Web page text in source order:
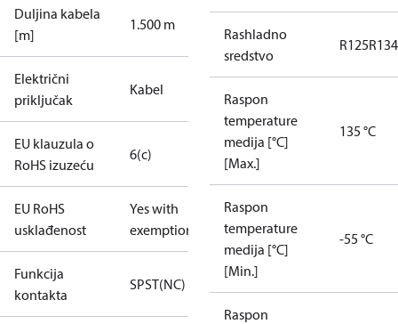
Duljina kabela
[m]
1.500 m
Električni
priključak
Kabel
EU klauzula o
RoHS izuzeću
6(c)
EU RoHS
usklađenost
Yes with
exemptions
Funkcija
kontakta
SPST(NC)
Rashladno
sredstvo
R125
Raspon
temperature
medija [°C]
[Max.]
135 °C
Raspon
temperature
medija [°C]
[Min.]
-55 °C
Raspon